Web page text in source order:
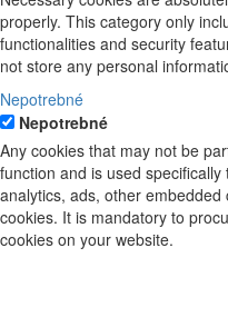
properly. This category only
functionalities and security
not store any personal
Nepotrebné
Nepotrebné
Any cookies that may not be
function and is used
analytics, ads, other
cookies. It is mandatory to
cookies on your website.